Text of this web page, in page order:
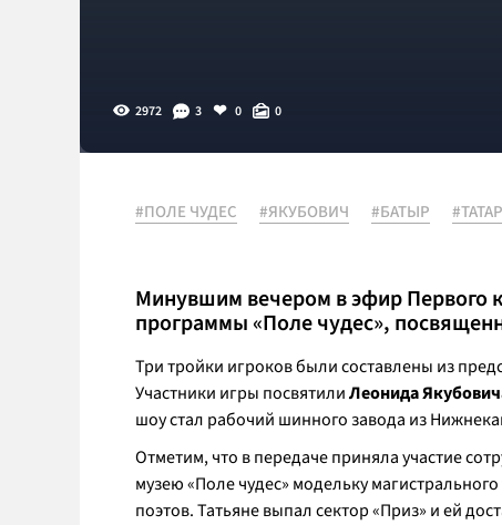
2972 3 0 0
#ПОЛЕ ЧУДЕС #ЯКУБОВИЧ #БАТЫР
Минувшим вечером в эфир Первого
программы «Поле чудес»,
Три тройки игроков были составлены из
Участники игры посвятилиЛеонида
шоу стал рабочий шинного завода из
Отметим, что в передаче приняла участие
музею «Поле чудес» модельку
поэтов. Татьяне выпал сектор «Приз» и ей